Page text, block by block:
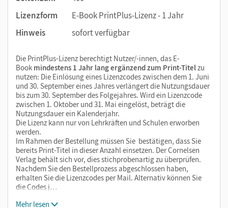
Lizenzform
E-Book PrintPlus-Lizenz - 1 Jahr
Hinweis
sofort verfügbar
Die PrintPlus-Lizenz berechtigt Nutzer/-innen, das E-
Book mindestens 1 Jahr lang ergänzend zum Print-Titelzu
nutzen: Die Einlösung eines Lizenzcodes zwischen dem 1. Juni
und 30. September eines Jahres verlängert die Nutzungsdauer
bis zum 30. September des Folgejahres. Wird ein Lizenzcode
zwischen 1. Oktober und 31. Mai eingelöst, beträgt die
Nutzungsdauer ein Kalenderjahr.
Die Lizenz kann nur von Lehrkräften und Schulen erworben
werden.
Im Rahmen der Bestellung müssen Sie bestätigen, dass Sie
bereits Print-Titel in dieser Anzahl einsetzen. Der Cornelsen
Verlag behält sich vor, dies stichprobenartig zu überprüfen.
Nachdem Sie den Bestellprozess abgeschlossen haben,
erhalten Sie die Lizenzcodes per Mail. Alternativ können Sie
die Codes j…
Mehr lesen